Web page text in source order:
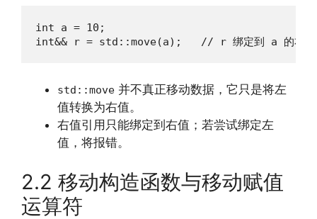
int a = 10;
int&& r = std::move(a);   // r 绑定到 a 的右值
std::move 并不真正移动数据，它只是将左
值转换为右值。
右值引用只能绑定到右值；若尝试绑定左
值，将报错。
2.2 移动构造函数与移动赋值
运算符